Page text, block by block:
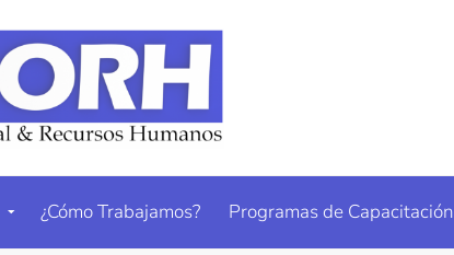
¿Cómo Trabajamos? Programas de Capacitación